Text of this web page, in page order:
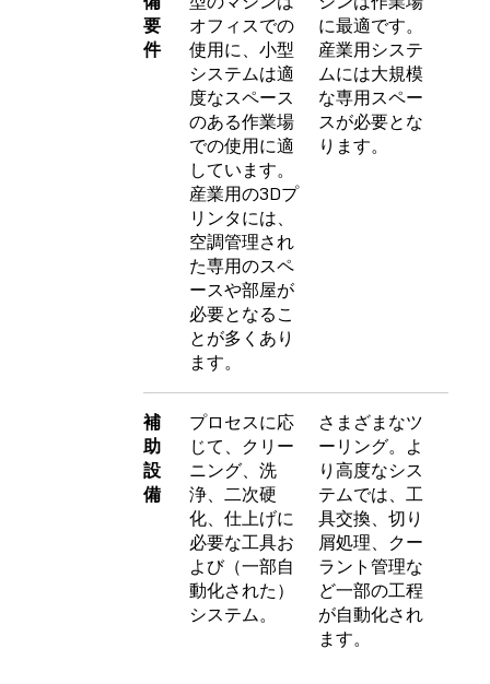
要
件
オフィスでの
使用に、小型
システムは適
度なスペース
のある作業場
での使用に適
しています。
産業用の3Dプ
リンタには、
空調管理され
た専用のスペ
ースや部屋が
必要となるこ
とが多くあり
ます。
に最適です。
産業用システ
ムには大規模
な専用スペー
スが必要とな
ります。
補
助
設
備
プロセスに応
じて、クリー
ニング、洗
浄、二次硬
化、仕上げに
必要な工具お
よび（一部自
動化された）
システム。
さまざまなツ
ーリング。よ
り高度なシス
テムでは、工
具交換、切り
屑処理、クー
ラント管理な
ど一部の工程
が自動化され
ます。